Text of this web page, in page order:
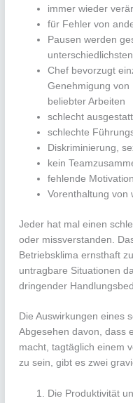
immer wieder
für Fehler von
Pausen werden
Chef bevorzugt
Genehmigung
beliebter Arbeiten
schlecht
schlechte
Diskriminierung,
kein
fehlende Motivation
Vorenthaltung von
Jeder hat mal einen
oder missverstanden.
Betriebsklima ernsthaft
untragbare Situationen
dringender
Die Auswirkungen eines
Abgesehen davon, dass
macht, tagtäglich einem
zu sein, gibt es zwei
Die Produktivität